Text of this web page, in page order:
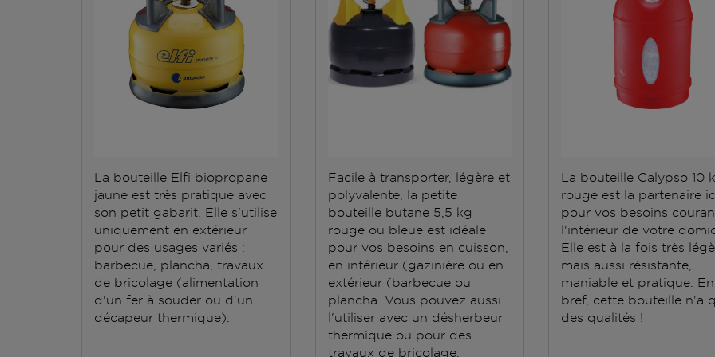
La bouteille Elfi biopropane
jaune est très pratique avec
son petit gabarit. Elle s'utilise
uniquement en extérieur
pour des usages variés :
barbecue, plancha, travaux
de bricolage (alimentation
d'un fer à souder ou d'un
décapeur thermique).
Facile à transporter, légère et
polyvalente, la petite
bouteille butane 5,5 kg
rouge ou bleue est idéale
pour vos besoins en cuisson,
en intérieur (gazinière ou en
extérieur (barbecue ou
plancha. Vous pouvez aussi
l'utiliser avec un désherbeur
thermique ou pour des
travaux de bricolage.
La bouteille Calypso 10
rouge est la partenaire
pour vos besoins
l'intérieur de votre
Elle est à la fois très
mais aussi résistante,
maniable et pratique. En
bref, cette bouteille n'a
des qualités !